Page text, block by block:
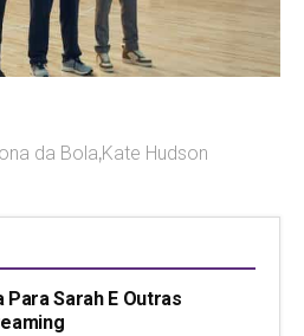
da Bola,Kate Hudson
Sarah E Outras